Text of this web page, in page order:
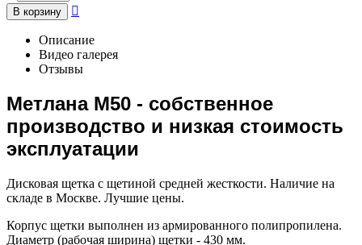
В корзину 
Описание
Видео галерея
Отзывы
Метлана М50 - собственное
производство и низкая стоимость
эксплуатации
Дисковая щетка с щетиной средней жесткости. Наличие на
складе в Москве. Лучшие цены.
Корпус щетки выполнен из армированного полипропилена.
Диаметр (рабочая ширина) щетки - 430 мм.